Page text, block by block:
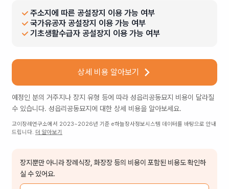
주소지에 따른 공설장지 이용 가능 여부
국가유공자 공설장지 이용 가능 여부
기초생활수급자 공설장지 이용 가능 여부
상세 비용 알아보기
예정인 분의 거주지나 장지 유형 등에 따라 성읍리공동묘지 비용이 달라질
수 있습니다. 성읍리공동묘지 에 대한 상세 비용을 알아보세요.
고이장례연구소에서 2023~2026년 기준 e하늘장사정보시스템 데이터를 바탕으로 안내
드립니다. 더 알아보기
장지뿐만 아니라 장례식장, 화장장 등의 비용이 포함된 비용도 확인하
실 수 있어요.